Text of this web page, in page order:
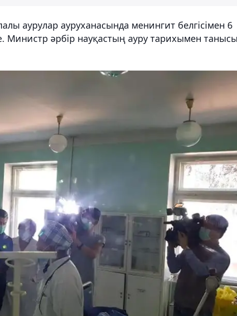
аурулар ауруханасында менингит белгісімен 6
Министр әрбір науқастың ауру тарихымен